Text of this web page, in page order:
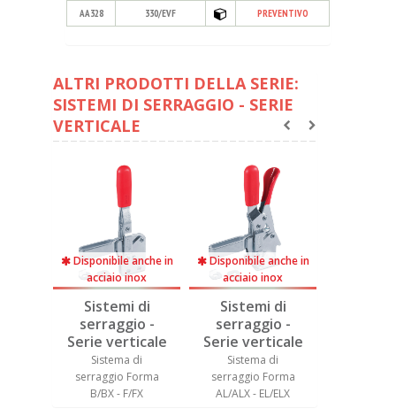
AA328 330/EVF PREVENTIVO
ALTRI PRODOTTI DELLA SERIE:
SISTEMI DI SERRAGGIO - SERIE
VERTICALE
Disponibile anche in
acciaio inox
Sistemi di
serraggio -
Serie verticale
Sistema di
serraggio Forma
B/BX - F/FX
Disponibile anche in
acciaio inox
Sistemi di
serraggio -
Serie verticale
Sistema di
serraggio Forma
AL/ALX - EL/ELX